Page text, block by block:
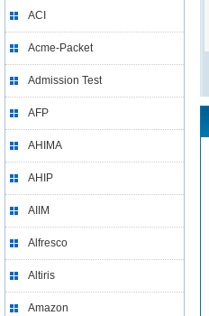
ACI
Acme-Packet
Admission Test
AFP
AHIMA
AHIP
AIIM
Alfresco
Altiris
Amazon